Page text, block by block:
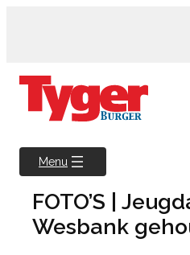
Menu
FOTO’S |
Wesbank